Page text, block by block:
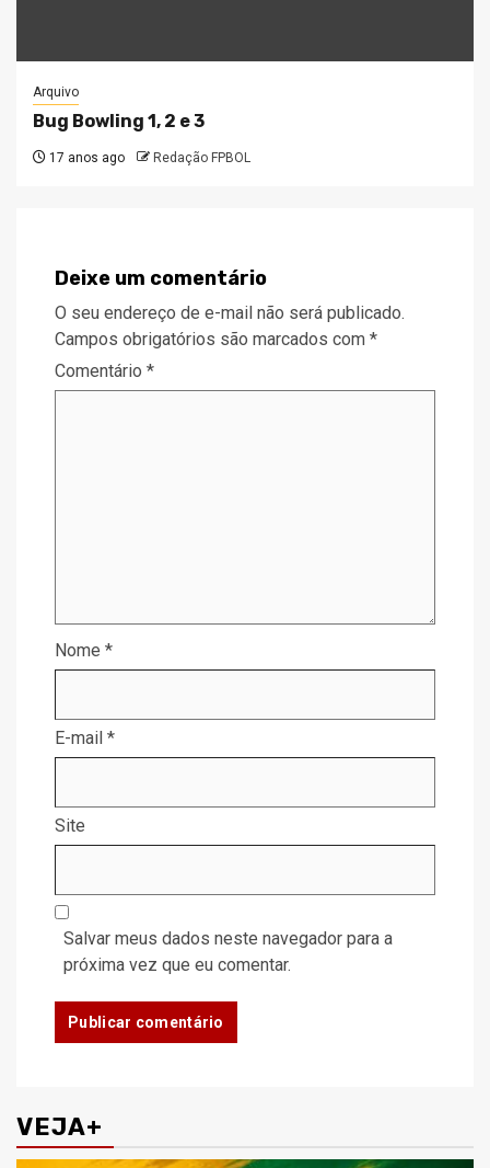
Arquivo
Bug Bowling 1, 2 e 3
17 anos ago Redação FPBOL
Deixe um comentário
O seu endereço de e-mail não será publicado.
Campos obrigatórios são marcados com *
Comentário *
Nome *
E-mail *
Site
Salvar meus dados neste navegador para a
próxima vez que eu comentar.
VEJA+